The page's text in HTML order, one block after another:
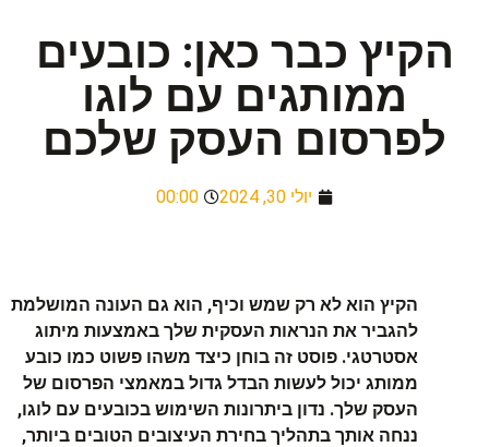
הקיץ כבר כאן: כובעים
ממותגים עם לוגו
לפרסום העסק שלכם
יולי 30, 2024 00:00
הקיץ הוא לא רק שמש וכיף, הוא גם העונה המושלמת
להגביר את הנראות העסקית שלך באמצעות מיתוג
אסטרטגי. פוסט זה בוחן כיצד משהו פשוט כמו כובע
ממותג יכול לעשות הבדל גדול במאמצי הפרסום של
העסק שלך. נדון ביתרונות השימוש בכובעים עם לוגו,
ננחה אותך בתהליך בחירת העיצובים הטובים ביותר,